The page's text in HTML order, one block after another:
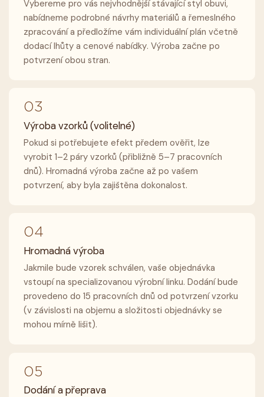
Vybereme pro vás nejvhodnější stávající styl obuvi,
nabídneme podrobné návrhy materiálů a řemeslného
zpracování a předložíme vám individuální plán včetně
dodací lhůty a cenové nabídky. Výroba začne po
potvrzení obou stran.
03
Výroba vzorků (volitelné)
Pokud si potřebujete efekt předem ověřit, lze
vyrobit 1–2 páry vzorků (přibližně 5–7 pracovních
dnů). Hromadná výroba začne až po vašem
potvrzení, aby byla zajištěna dokonalost.
04
Hromadná výroba
Jakmile bude vzorek schválen, vaše objednávka
vstoupí na specializovanou výrobní linku. Dodání bude
provedeno do 15 pracovních dnů od potvrzení vzorku
(v závislosti na objemu a složitosti objednávky se
mohou mírně lišit).
05
Dodání a přeprava